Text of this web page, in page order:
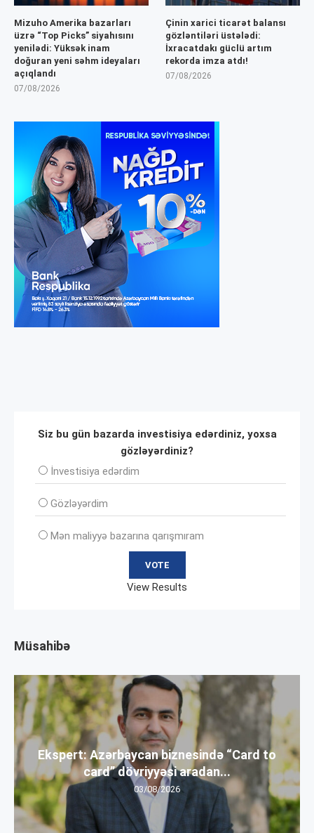
Mizuho Amerika bazarları
üzrə “Top Picks” siyahısını
yenilədi: Yüksək inam
doğuran yeni səhm ideyaları
açıqlandı
07/08/2026
Çinin xarici ticarət balansı
gözləntiləri üstələdi:
İxracatdakı güclü artım
rekorda imza atdı!
07/08/2026
Siz bu gün bazarda investisiya edərdiniz, yoxsa
gözləyərdiniz?
İnvеstisiya edərdim
Gözləyərdim
Mən maliyyə bazarına qarışmıram
View Results
Müsahibə
Ekspert: Azərbaycan biznesində “Card to
card” dövriyyəsi aradan...
03/08/2026